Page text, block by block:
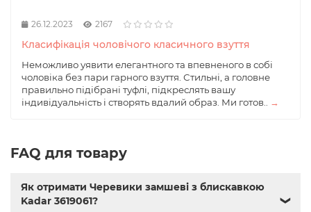
26.12.2023 2167
Класифікація чоловічого класичного взуття
Неможливо уявити елегантного та впевненого в собі
чоловіка без пари гарного взуття. Стильні, а головне
правильно підібрані туфлі, підкреслять вашу
індивідуальність і створять вдалий образ. Ми готов..
→
FAQ для товару
Як отримати Черевики замшеві з блискавкою
Kadar 3619061?
❯